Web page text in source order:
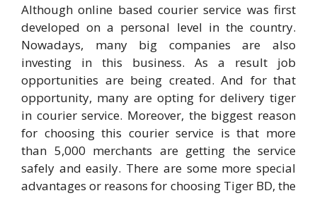
Although online based courier service was first
developed on a personal level in the country.
Nowadays, many big companies are also
investing in this business. As a result job
opportunities are being created. And for that
opportunity, many are opting for delivery tiger
in courier service. Moreover, the biggest reason
for choosing this courier service is that more
than 5,000 merchants are getting the service
safely and easily. There are some more special
advantages or reasons for choosing Tiger BD, the